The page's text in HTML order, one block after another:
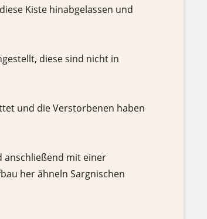
Kiste hinabgelassen und
diese sind nicht in
und die Verstorbenen haben
anschließend mit einer
her ähneln Sargnischen